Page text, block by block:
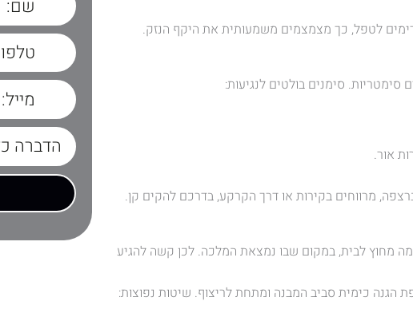
לטפל, כך מצמצמים משמעותית את היקף הנזק.
סימנים בולטים לנגיעות:
אור.
מרווחים בקירות או דרך הקרקע, בדרכם להקים קן.
מחוץ לבית, במקום שבו נמצאת המלכה. לכן קשה להגיע
הגנה כימית סביב המבנה ומתחת לריצוף. שיטות נפוצות: